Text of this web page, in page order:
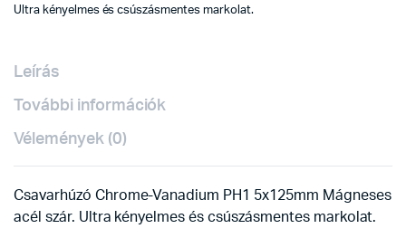
Ultra kényelmes és csúszásmentes markolat.
Leírás
További információk
Vélemények (0)
Csavarhúzó Chrome-Vanadium PH1 5x125mm Mágneses
acél szár. Ultra kényelmes és csúszásmentes markolat.